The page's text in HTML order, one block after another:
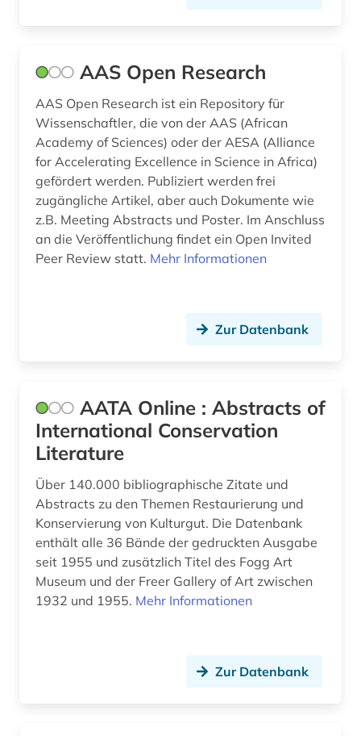
basel (1)
bauakademie (1)
bayern (1)
belgien (1)
benin (1)
berlin (5)
bibliografie (5)
bibliographie (2)
bibliometrie (1)
bibliothek (4)
bibliotheksbestand (1)
bibliotheksgeschichte (1)
bibliothekswesen (1)
bilddatenbank (4)
Saarland (1)
Sachsen (1)
Sachsen-Anhalt (2)
Schweden (3)
Schweiz (4)
Suedamerika (1)
Suedasien (1)
Tschechische Republik (1)
Tuerkei (1)
AAS Open Research
AAS Open Research ist ein Repository für
Wissenschaftler, die von der AAS (African
Academy of Sciences) oder der AESA (Alliance
for Accelerating Excellence in Science in Africa)
gefördert werden. Publiziert werden frei
zugängliche Artikel, aber auch Dokumente wie
z.B. Meeting Abstracts und Poster. Im Anschluss
an die Veröffentlichung findet ein Open Invited
Peer Review statt. Mehr Informationen
Zur Datenbank
AATA Online : Abstracts of
International Conservation
Literature
Über 140.000 bibliographische Zitate und
Abstracts zu den Themen Restaurierung und
Konservierung von Kulturgut. Die Datenbank
enthält alle 36 Bände der gedruckten Ausgabe
seit 1955 und zusätzlich Titel des Fogg Art
Museum und der Freer Gallery of Art zwischen
1932 und 1955. Mehr Informationen
Zur Datenbank